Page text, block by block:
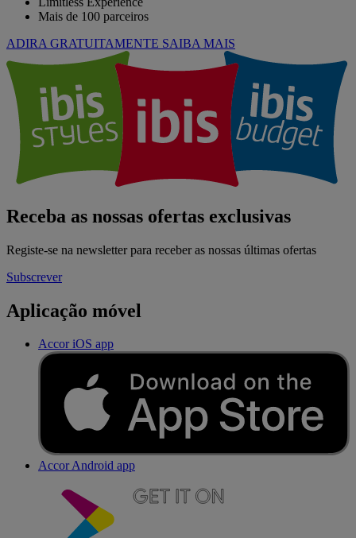
Mais de 100 parceiros
ADIRA GRATUITAMENTE SAIBA MAIS
Receba as nossas ofertas exclusivas
Registe-se na newsletter para receber as nossas últimas ofertas
Subscrever
Aplicação móvel
Accor iOS app
Accor Android app